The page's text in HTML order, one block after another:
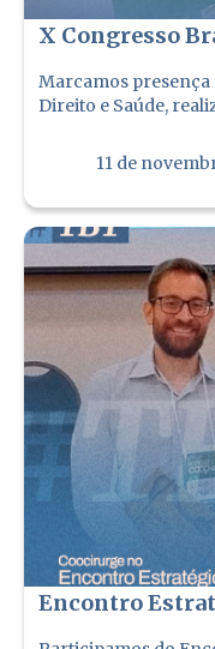
X Congresso
Marcamos
Direito e Saúde,
11 de
Encontro
Mobilização